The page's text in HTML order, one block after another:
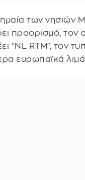
των νησιών
προορισμό, τον
"NL RTM", τον
ευρωπαϊκά